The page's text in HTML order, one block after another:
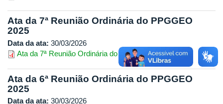
Ata da 7ª Reunião Ordinária do PPGGEO
2025
Data da ata: 30/03/2026
Ata da 7ª Reunião Ordinária do PPGGEO 2025
Ata da 6ª Reunião Ordinária do PPGGEO
2025
Data da ata: 30/03/2026